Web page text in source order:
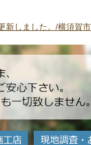
新しました。/横須賀